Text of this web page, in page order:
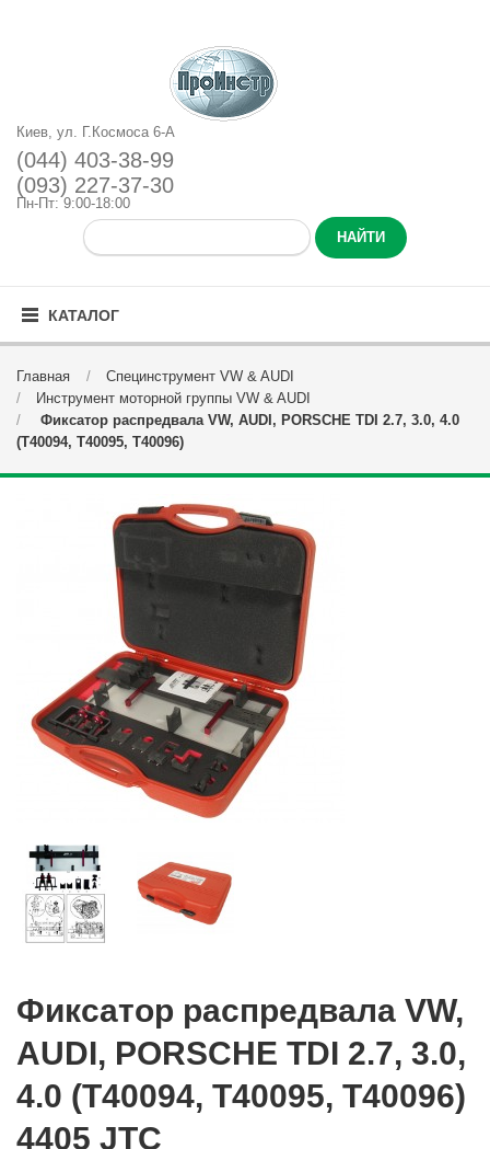
Киев, ул. Г.Космоса 6-А
(044) 403-38-99
(093) 227-37-30
Пн-Пт: 9:00-18:00
КАТАЛОГ
Главная
Специнструмент VW & AUDI
Инструмент моторной группы VW & AUDI
Фиксатор распредвала VW, AUDI, PORSCHE TDI 2.7, 3.0, 4.0
(T40094, T40095, T40096)
Фиксатор распредвала VW,
AUDI, PORSCHE TDI 2.7, 3.0,
4.0 (T40094, T40095, T40096)
4405 JTC